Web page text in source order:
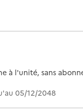
à l'unité, sans
05/12/2048